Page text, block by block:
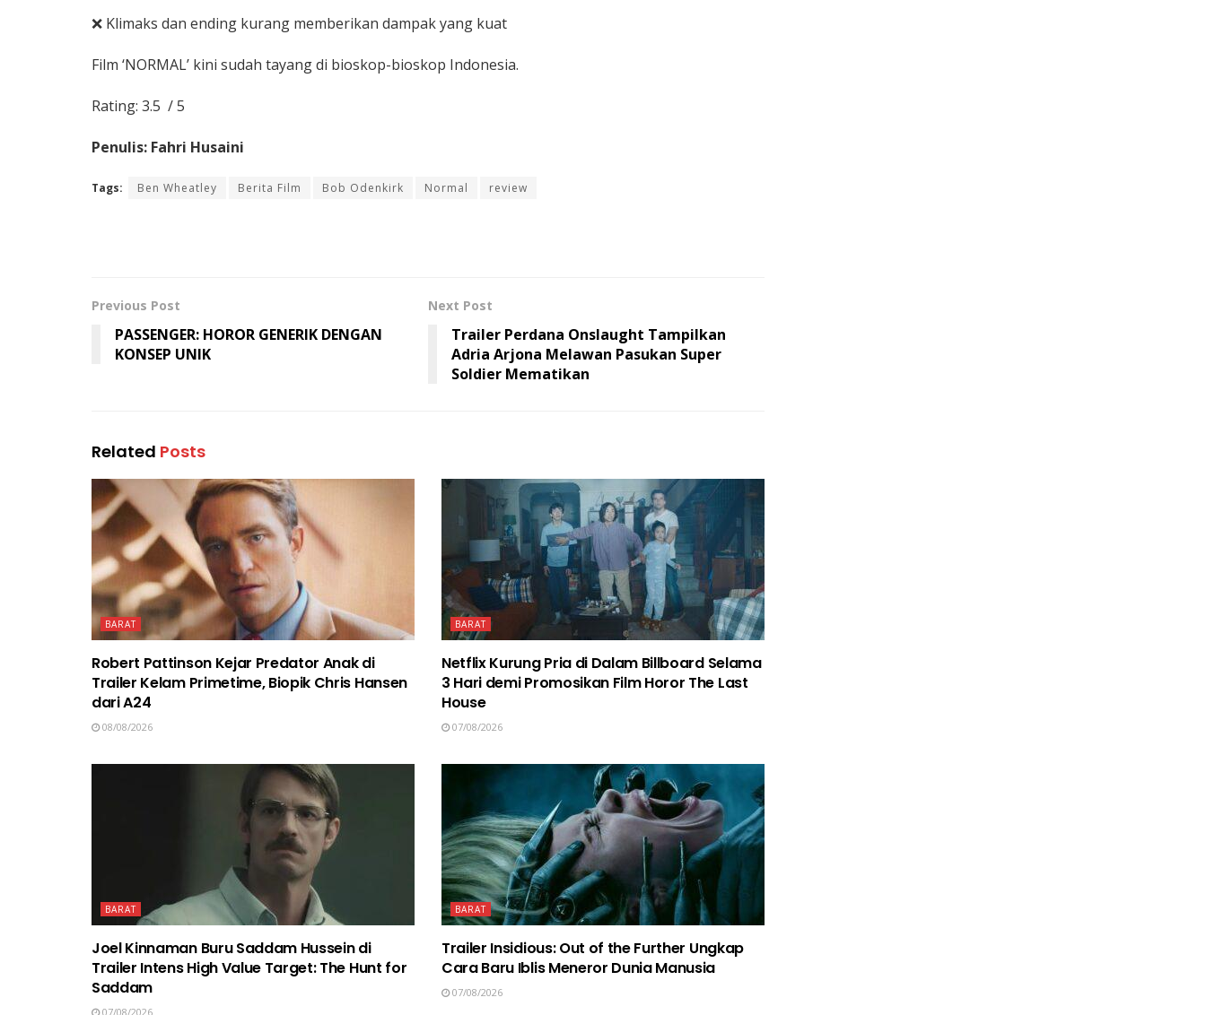
❌ Klimaks dan ending kurang memberikan dampak yang kuat
Film ‘NORMAL’ kini sudah tayang di bioskop-bioskop Indonesia.
Rating: 3.5 / 5
Penulis: Fahri Husaini
Tags: Ben Wheatley Berita Film Bob Odenkirk Normal review
Previous Post
PASSENGER: HOROR GENERIK DENGAN
KONSEP UNIK
Next Post
Trailer Perdana Onslaught Tampilkan
Adria Arjona Melawan Pasukan Super
Soldier Mematikan
Related Posts
BARAT
Robert Pattinson Kejar Predator Anak di
Trailer Kelam Primetime, Biopik Chris Hansen
dari A24
08/08/2026
BARAT
Netflix Kurung Pria di Dalam Billboard Selama
3 Hari demi Promosikan Film Horor The Last
House
07/08/2026
BARAT
Joel Kinnaman Buru Saddam Hussein di
Trailer Intens High Value Target: The Hunt for
Saddam
07/08/2026
BARAT
Trailer Insidious: Out of the Further Ungkap
Cara Baru Iblis Meneror Dunia Manusia
07/08/2026